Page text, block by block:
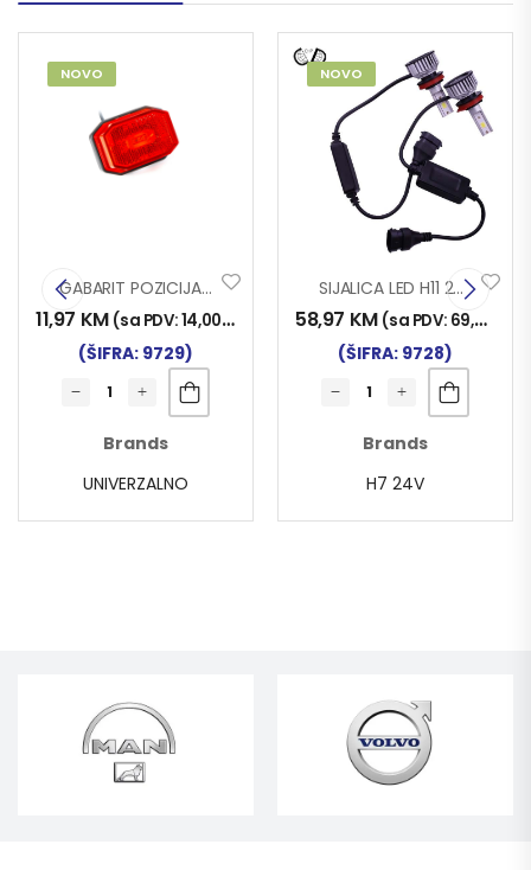
NOVO
GABARIT POZICIJA FT-001 65×42 LED CRV.
11,97 KM (sa PDV:14,00KM
(ŠIFRA: 9729)
Brands
UNIVERZALNO
NOVO
SIJALICA LED H11 24V/30W 2/1
58,97 KM (sa PDV: 69,00
(ŠIFRA: 9728)
Brands
H7 24V